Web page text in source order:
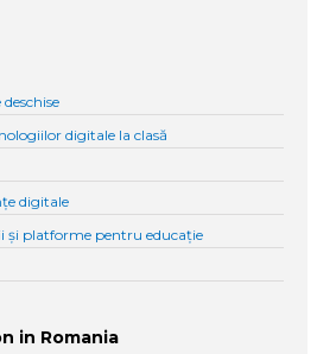
digitale la clasă
digitale
și platforme pentru educație
in Romania